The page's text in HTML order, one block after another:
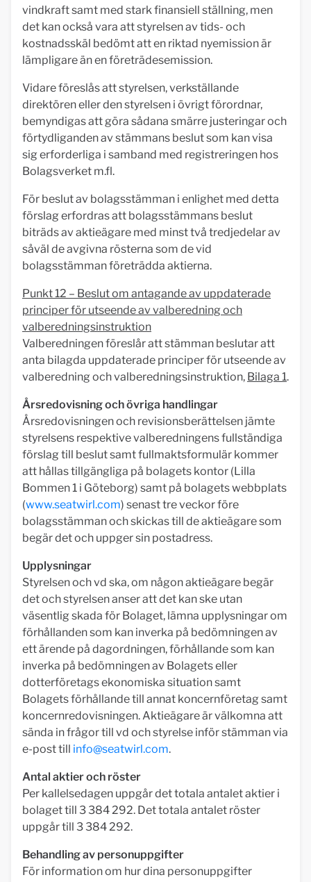
vindkraft samt med stark finansiell ställning, men
det kan också vara att styrelsen av tids- och
kostnadsskäl bedömt att en riktad nyemission är
lämpligare än en företrädesemission.
Vidare föreslås att styrelsen, verkställande
direktören eller den styrelsen i övrigt förordnar,
bemyndigas att göra sådana smärre justeringar och
förtydliganden av stämmans beslut som kan visa
sig erforderliga i samband med registreringen hos
Bolagsverket m.fl.
För beslut av bolagsstämman i enlighet med detta
förslag erfordras att bolagsstämmans beslut
biträds av aktieägare med minst två tredjedelar av
såväl de avgivna rösterna som de vid
bolagsstämman företrädda aktierna.
Punkt 12 – Beslut om antagande av uppdaterade
principer för utseende av valberedning och
valberedningsinstruktion
Valberedningen föreslår att stämman beslutar att
anta bilagda uppdaterade principer för utseende av
valberedning och valberedningsinstruktion, Bilaga 1.
Årsredovisning och övriga handlingar
Årsredovisningen och revisionsberättelsen jämte
styrelsens respektive valberedningens fullständiga
förslag till beslut samt fullmaktsformulär kommer
att hållas tillgängliga på bolagets kontor (Lilla
Bommen 1 i Göteborg) samt på bolagets webbplats
(www.seatwirl.com) senast tre veckor före
bolagsstämman och skickas till de aktieägare som
begär det och uppger sin postadress.
Upplysningar
Styrelsen och vd ska, om någon aktieägare begär
det och styrelsen anser att det kan ske utan
väsentlig skada för Bolaget, lämna upplysningar om
förhållanden som kan inverka på bedömningen av
ett ärende på dagordningen, förhållande som kan
inverka på bedömningen av Bolagets eller
dotterföretags ekonomiska situation samt
Bolagets förhållande till annat koncernföretag samt
koncernredovisningen. Aktieägare är välkomna att
sända in frågor till vd och styrelse inför stämman via
e-post till info@seatwirl.com.
Antal aktier och röster
Per kallelsedagen uppgår det totala antalet aktier i
bolaget till 3 384 292. Det totala antalet röster
uppgår till 3 384 292.
Behandling av personuppgifter
För information om hur dina personuppgifter